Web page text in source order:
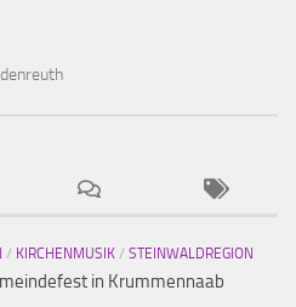
/ KIRCHENMUSIK / STEINWALDREGION
in Krummennaab